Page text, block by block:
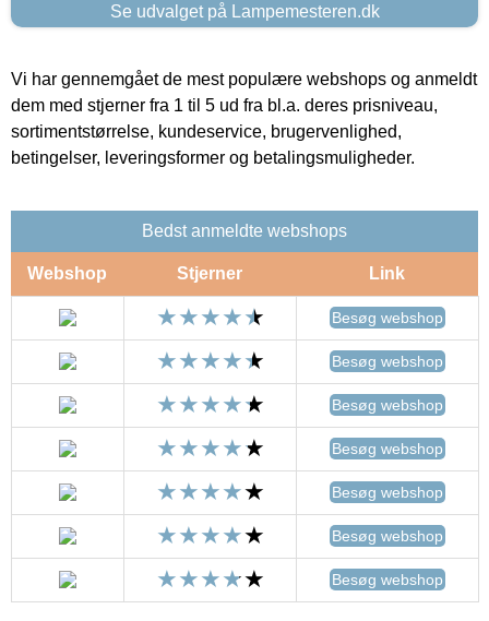
Se udvalget på Lampemesteren.dk
Vi har gennemgået de mest populære webshops og anmeldt
dem med stjerner fra 1 til 5 ud fra bl.a. deres prisniveau,
sortimentstørrelse, kundeservice, brugervenlighed,
betingelser, leveringsformer og betalingsmuligheder.
Bedst anmeldte webshops
Webshop Stjerner Link
Besøg webshop
Besøg webshop
Besøg webshop
Besøg webshop
Besøg webshop
Besøg webshop
Besøg webshop